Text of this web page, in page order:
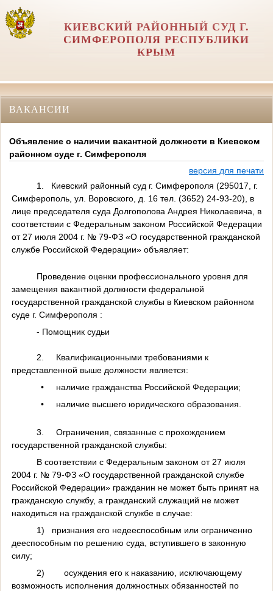
КИЕВСКИЙ РАЙОННЫЙ СУД Г.
СИМФЕРОПОЛЯ РЕСПУБЛИКИ
КРЫМ
ВАКАНСИИ
Объявление о наличии вакантной должности в Киевском
районном суде г. Симферополя
версия для печати
1.
Киевский районный суд г. Симферополя (295017, г.
Симферополь, ул. Воровского, д. 16 тел. (3652) 24-93-20), в
лице председателя суда Долгополова Андрея Николаевича, в
соответствии с Федеральным законом Российской Федерации
от 27 июля 2004 г. № 79-ФЗ «О государственной гражданской
службе Российской Федерации» объявляет:
Проведение оценки профессионального уровня для
замещения вакантной должности федеральной
государственной гражданской службы в Киевском районном
суде г. Симферополя :
- Помощник судьи
2.
Квалификационными требованиями к
представленной выше должности является:
•
наличие гражданства Российской Федерации;
•
наличие высшего юридического образования.
3.
Ограничения, связанные с прохождением
государственной гражданской службы:
В соответствии с Федеральным законом от 27 июля
2004 г. № 79-ФЗ «О государственной гражданской службе
Российской Федерации» гражданин не может быть принят на
гражданскую службу, а гражданский служащий не может
находиться на гражданской службе в случае:
1)
признания его недееспособным или ограниченно
дееспособным по решению суда, вступившего в законную
силу;
2)
осуждения его к наказанию, исключающему
возможность исполнения должностных обязанностей по